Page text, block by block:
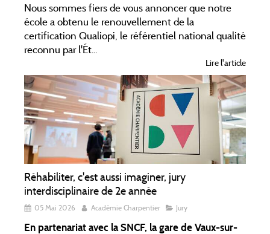
Nous sommes fiers de vous annoncer que notre
école a obtenu le renouvellement de la
certification Qualiopi, le référentiel national qualité
reconnu par l'Ét...
Lire l'article
Réhabiliter, c'est aussi imaginer, jury
interdisciplinaire de 2e année
05 Mai 2026 Académie Charpentier Jury
En partenariat avec la SNCF, la gare de Vaux-sur-